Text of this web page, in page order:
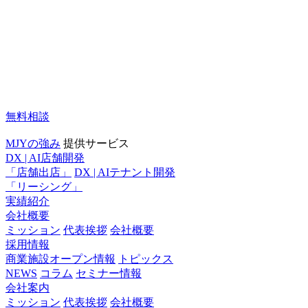
無料相談
MJYの強み 提供サービス
DX | AI店舗開発
「店舗出店」
DX | AIテナント開発
「リーシング」
実績紹介
会社概要
ミッション 代表挨拶 会社概要
採用情報
商業施設オープン情報
トピックス
NEWS コラム セミナー情報
会社案内
ミッション 代表挨拶 会社概要